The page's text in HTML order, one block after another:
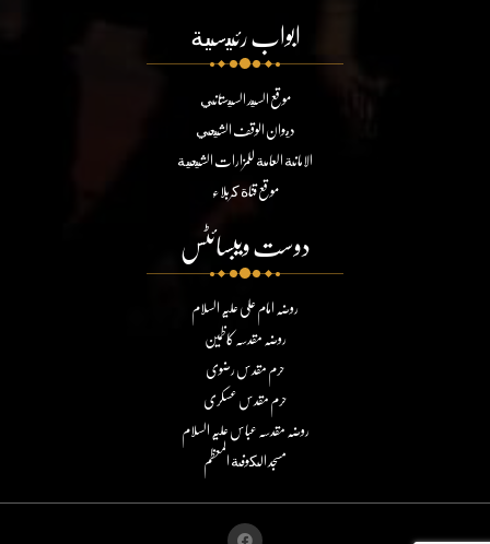
ابواب رئيسية
موقع السيد السيستاني
ديوان الوقف الشيعي
الامانة العامة للمزارات الشيعية
موقع قناة كربلاء
دوست ویبسائٹس
روضہ امام علی علیہ السلام
روضہ مقدسہ کاظمین
حرم مقدس رضوی
حرم مقدس عسکری
روضہ مقدسہ عباس علیہ السلام
مسجد الكوفة المعظم